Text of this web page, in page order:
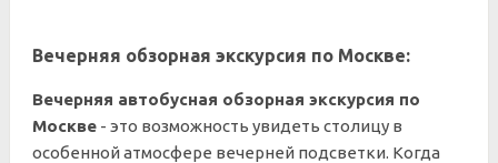
Вечерняя обзорная экскурсия по Москве:
Вечерняя автобусная обзорная экскурсия по
Москве - это возможность увидеть столицу в
особенной атмосфере вечерней подсветки. Когда